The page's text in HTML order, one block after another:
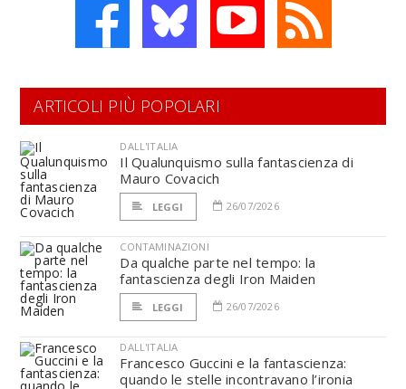
ARTICOLI PIÙ POPOLARI
DALL'ITALIA
Il Qualunquismo sulla fantascienza di
Mauro Covacich
LEGGI 26/07/2026
CONTAMINAZIONI
Da qualche parte nel tempo: la
fantascienza degli Iron Maiden
LEGGI 26/07/2026
DALL'ITALIA
Francesco Guccini e la fantascienza:
quando le stelle incontravano l’ironia